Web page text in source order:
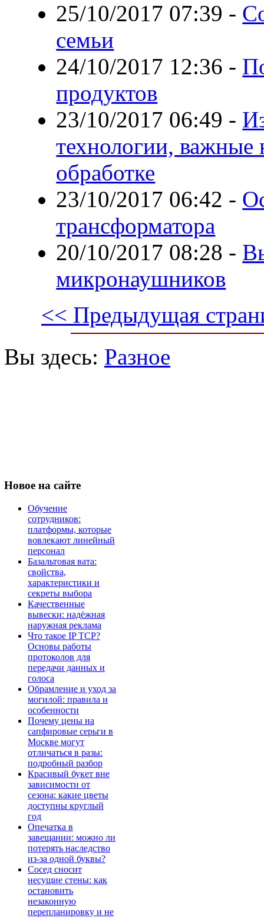
25/10/2017 07:39 -
семьи
24/10/2017 12:36 -
продуктов
23/10/2017 06:49 -
технологии,
обработке
23/10/2017 06:42 -
трансформатора
20/10/2017 08:28 -
микронаушников
<< Предыдущая
Вы здесь: Разное
Новое на сайте
Обучение
сотрудников:
платформы, которые
вовлекают линейный
персонал
Базальтовая вата:
свойства,
характеристики и
секреты выбора
Качественные
вывески: надёжная
наружная реклама
Что такое IP TCP?
Основы работы
протоколов для
передачи данных и
голоса
Обрамление и уход за
могилой: правила и
особенности
Почему цены на
сапфировые серьги в
Москве могут
отличаться в разы:
подробный разбор
Красивый букет вне
зависимости от
сезона: какие цветы
доступны круглый
год
Опечатка в
завещании: можно ли
потерять наследство
из-за одной буквы?
Сосед сносит
несущие стены: как
остановить
незаконную
перепланировку и не